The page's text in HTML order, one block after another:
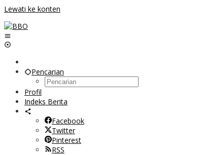
Lewati ke konten
Pencarian
Profil
Indeks Berita
Facebook
Twitter
Pinterest
RSS